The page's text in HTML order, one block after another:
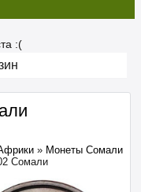
:(
» Монеты Сомали
Сомали